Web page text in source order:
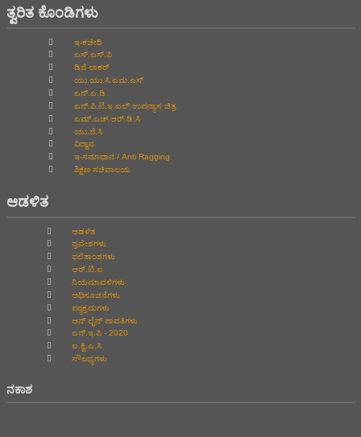
ತ್ವರಿತ ಕೊಂಡಿಗಳು
ಇ-ಕಚೇರಿ
ಎಸ್.ಎಸ್.ಪಿ
ಡಿಜಿ ಲಾಕರ್
ಯು.ಯು.ಸಿ.ಎಮ.ಎಸ್
ಎನ್.ಎ.ಡಿ
ಎನ್.ಪಿ.ಟಿ.ಇ.ಎಲ್‌ ಉಪನ್ಯಾಸ ಚಿತ್ರ
ಎಮ್.ಎಚ್.ಆರ್.ಡಿ.ಸಿ
ಯು.ಜಿ.ಸಿ
ವಿದ್ವಾನ
ಇ-ಸಮಾಧಾನ / Anti Ragging
ಶಿಕ್ಷಣ ಸಚಿವಾಲಯ
ಆಡಳಿತ
ಆಡಳಿತ
ಪ್ರವೇಶಗಳು
ಫಲಿತಾಂಶಗಳು
ಆರ್.ಟಿ.ಐ
ನಿಯಮಾವಳಿಗಳು
ಅಧಿಸೂಚನೆಗಳು
ಪಠ್ಯಕ್ರಮಗಳು
ಆನ್‌ ಲೈನ್‌ ಪಾವತಿಗಳು
ಎನ್.ಇ.ಪಿ - 2020
ಐ.ಕ್ವಿ.ಎ.ಸಿ
ಸೌಲಭ್ಯಗಳು
ನಕಾಶ